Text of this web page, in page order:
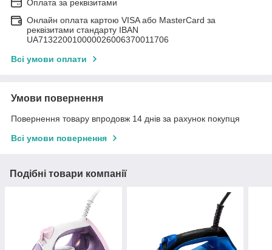
Оплата за реквізитами
Онлайн оплата картою VISA або MasterCard за
реквізитами стандарту IBAN
UA713220010000026006370011706
Всі умови оплати
Умови повернення
Повернення товару впродовж 14 днів за рахунок покупця
Всі умови повернення
Подібні товари компанії